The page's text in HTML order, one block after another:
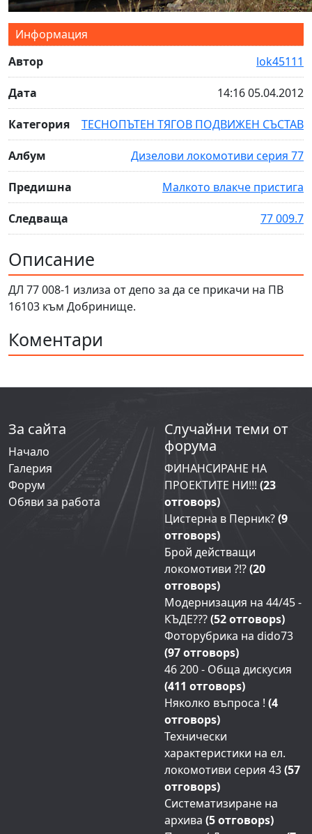
Информация
Автор
lok45111
Дата 14:16 05.04.2012
Категория ТЕСНОПЪТЕН ТЯГОВ ПОДВИЖЕН СЪСТАВ
Албум Дизелови локомотиви серия 77
Предишна Малкото влакче пристига
Следваща 77 009.7
Описание
ДЛ 77 008-1 излиза от депо за да се прикачи на ПВ
16103 към Добринище.
Коментари
За сайта
Начало
Галерия
Форум
Обяви за работа
Случайни теми от
форума
ФИНАНСИРАНЕ НА
ПРОЕКТИТЕ НИ!!! (23
отговорs)
Цистерна в Перник?(9
отговорs)
Брой действащи
локомотиви ?!?(20
отговорs)
Модернизация на 44/45 -
КЪДЕ???(52 отговорs)
Фоторубрика на dido73
(97 отговорs)
46 200 - Обща дискусия
(411 отговорs)
Няколко въпроса ! (4
отговорs)
Технически
характеристики на ел.
локомотиви серия 43(57
отговорs)
Систематизиране на
архива (5 отговорs)